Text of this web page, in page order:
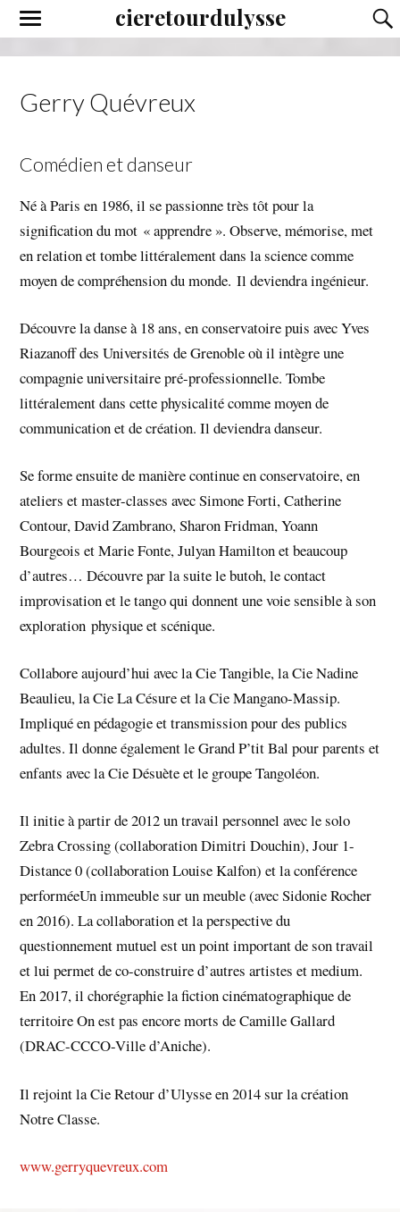
cieretourdulysse
Gerry Quévreux
Comédien et danseur
Né à Paris en 1986, il se passionne très tôt pour la
signification du mot « apprendre ». Observe, mémorise, met
en relation et tombe littéralement dans la science comme
moyen de compréhension du monde.Il deviendra ingénieur.
Découvre la danse à 18 ans, en conservatoire puis avec Yves
Riazanoff des Universités de Grenoble où il intègre une
compagnie universitaire pré-professionnelle. Tombe
littéralement dans cette physicalité comme moyen de
communication et de création. Il deviendra danseur.
Se forme ensuite de manière continue en conservatoire, en
ateliers et master-classes avec Simone Forti, Catherine
Contour, David Zambrano, Sharon Fridman, Yoann
Bourgeois et Marie Fonte, Julyan Hamilton et beaucoup
d’autres… Découvre par la suite le butoh, le contact
improvisation et le tango qui donnent une voie sensible à son
explorationphysique et scénique.
Collabore aujourd’hui avec la Cie Tangible, la Cie Nadine
Beaulieu, la Cie La Césure et la Cie Mangano-Massip.
Impliqué en pédagogie et transmission pour des publics
adultes. Il donne également le Grand P’tit Bal pour parents et
enfants avec la Cie Désuète et le groupe Tangoléon.
Il initie à partir de 2012 un travail personnel avec le solo
Zebra Crossing (collaboration Dimitri Douchin), Jour 1-
Distance 0 (collaboration Louise Kalfon) et la conférence
performéeUn immeuble sur un meuble (avec Sidonie Rocher
en 2016). La collaboration et la perspective du
questionnement mutuel est un point important de son travail
et lui permet de co-construire d’autres artistes et medium.
En 2017, il chorégraphie la fiction cinématographique de
territoire On est pas encore morts de Camille Gallard
(DRAC-CCCO-Ville d’Aniche).
Il rejoint la Cie Retour d’Ulysse en 2014 sur la création
Notre Classe.
www.gerryquevreux.com